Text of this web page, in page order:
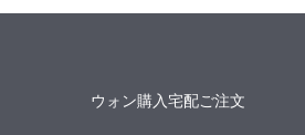
ウォン購入宅配ご注文